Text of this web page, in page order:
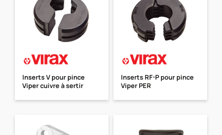
Inserts V pour pince
Viper cuivre à sertir
Inserts RF-P pour pince
Viper PER